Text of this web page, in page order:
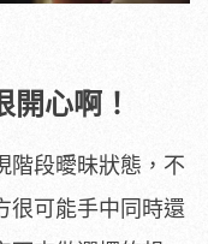
心啊！
階段曖昧狀態，不
很可能手中同時還